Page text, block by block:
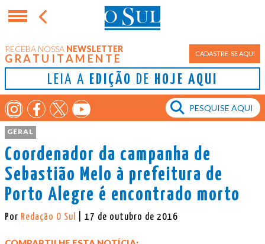
RECEBA NOSSA NEWSLETTER
GRATUITAMENTE CADASTRE-SE AQUI
LEIA A EDIÇÃO DE HOJE AQUI
GERAL
Coordenador da campanha de
Sebastião Melo à prefeitura de
Porto Alegre é encontrado morto
Por Redação O Sul | 17 de outubro de 2016